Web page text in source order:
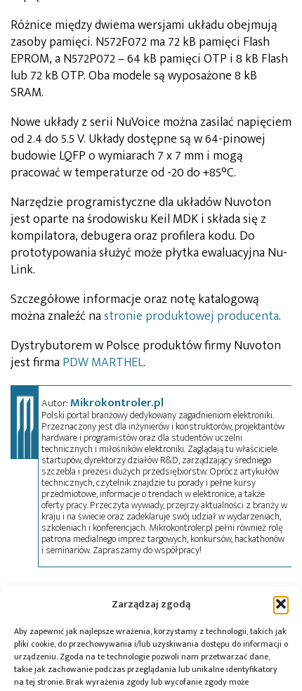
Zarządzaj zgodą
Aby zapewnić jak najlepsze wrażenia, korzystamy z technologii, takich jak
pliki cookie, do przechowywania i/lub uzyskiwania dostępu do informacji o
urządzeniu. Zgoda na te technologie pozwoli nam przetwarzać dane,
takie jak zachowanie podczas przeglądania lub unikalne identyfikatory
na tej stronie. Brak wyrażenia zgody lub wycofanie zgody może
Różnice między dwiema wersjami układu obejmują
zasoby pamięci. N572F072 ma 72 kB pamięci Flash
EPROM, a N572P072 – 64 kB pamięci OTP i 8 kB Flash
lub 72 kB OTP. Oba modele są wyposażone 8 kB
SRAM.
Nowe układy z serii NuVoice można zasilać napięciem
od 2.4 do 5.5 V. Układy dostępne są w 64-pinowej
budowie LQFP o wymiarach 7 x 7 mm i mogą
pracować w temperaturze od -20 do +85°C.
Narzędzie programistyczne dla układów Nuvoton
jest oparte na środowisku Keil MDK i składa się z
kompilatora, debugera oraz profilera kodu. Do
prototypowania służyć może płytka ewaluacyjna Nu-
Link.
Szczegółowe informacje oraz notę katalogową
można znaleźć nastronie produktowej producenta.
Dystrybutorem w Polsce produktów firmy Nuvoton
jest firma PDW MARTHEL.
Autor:Mikrokontroler.pl
Polski portal branżowy dedykowany zagadnieniom elektroniki.
Przeznaczony jest dla inżynierów i konstruktorów, projektantów
hardware i programistów oraz dla studentów uczelni
technicznych i miłośników elektroniki. Zaglądają tu właściciele
startupów, dyrektorzy działów R&D, zarządzający średniego
szczebla i prezesi dużych przedsiębiorstw. Oprócz artykułów
technicznych, czytelnik znajdzie tu porady i pełne kursy
przedmiotowe, informacje o trendach w elektronice, a także
oferty pracy. Przeczyta wywiady, przejrzy aktualności z branży w
kraju i na świecie oraz zadeklaruje swój udział w wydarzeniach,
szkoleniach i konferencjach. Mikrokontroler.pl pełni również rolę
patrona medialnego imprez targowych, konkursów, hackathonów
i seminariów. Zapraszamy do współpracy!
Nuvoton
Przeczytaj również: